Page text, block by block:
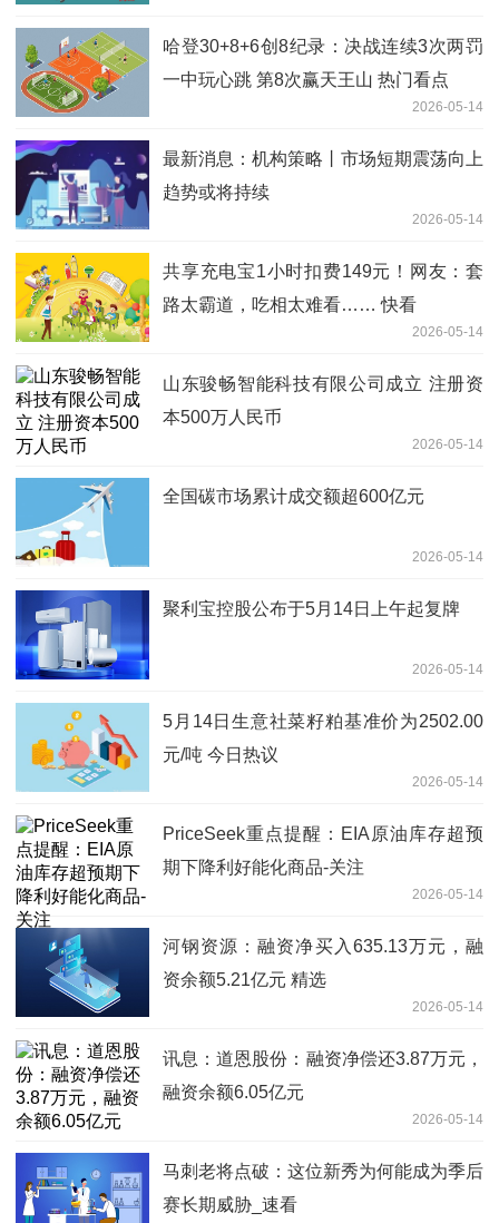
哈登30+8+6创8纪录：决战连续3次两罚
一中玩心跳 第8次赢天王山 热门看点
2026-05-14
最新消息：机构策略丨市场短期震荡向上
趋势或将持续
2026-05-14
共享充电宝1小时扣费149元！网友：套
路太霸道，吃相太难看…… 快看
2026-05-14
山东骏畅智能科技有限公司成立 注册资
本500万人民币
2026-05-14
全国碳市场累计成交额超600亿元
2026-05-14
聚利宝控股公布于5月14日上午起复牌
2026-05-14
5月14日生意社菜籽粕基准价为2502.00
元/吨 今日热议
2026-05-14
PriceSeek重点提醒：EIA原油库存超预
期下降利好能化商品-关注
2026-05-14
河钢资源：融资净买入635.13万元，融
资余额5.21亿元 精选
2026-05-14
讯息：道恩股份：融资净偿还3.87万元，
融资余额6.05亿元
2026-05-14
马刺老将点破：这位新秀为何能成为季后
赛长期威胁_速看